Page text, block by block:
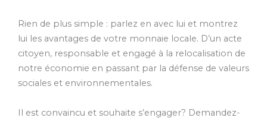
Rien de plus simple : parlez en avec lui et montrez
lui les avantages de votre monnaie locale. D’un acte
citoyen, responsable et engagé à la relocalisation de
notre économie en passant par la défense de valeurs
sociales et environnementales.
Il est convaincu et souhaite s’engager? Demandez-